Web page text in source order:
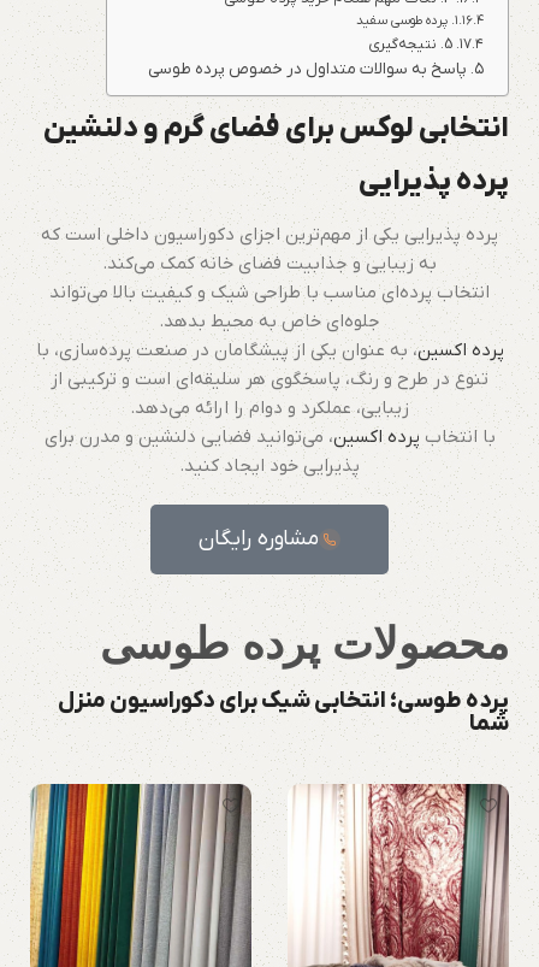
پرده طوسی سفید
5. نتیجه‌گیری
پاسخ به سوالات متداول در خصوص پرده طوسی
انتخابی لوکس برای فضای گرم و دلنشین
پرده پذیرایی
پرده پذیرایی یکی از مهم‌ترین اجزای دکوراسیون داخلی است که
به زیبایی و جذابیت فضای خانه کمک می‌کند.
انتخاب پرده‌ای مناسب با طراحی شیک و کیفیت بالا می‌تواند
جلوه‌ای خاص به محیط بدهد.
پرده اکسین، به عنوان یکی از پیشگامان در صنعت پرده‌سازی، با
تنوع در طرح و رنگ، پاسخگوی هر سلیقه‌ای است و ترکیبی از
زیبایی، عملکرد و دوام را ارائه می‌دهد.
با انتخاب پرده اکسین، می‌توانید فضایی دلنشین و مدرن برای
پذیرایی خود ایجاد کنید.
مشاوره رایگان
محصولاتپرده طوسی
پرده طوسی؛ انتخابی شیک برای دکوراسیون منزل
شما